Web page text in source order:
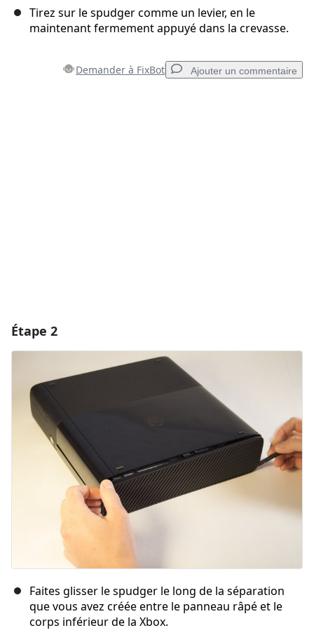
Tirez sur le spudger comme un levier, en le
maintenant fermement appuyé dans la crevasse.
Demander à FixBot Ajouter un commentaire
Étape 2
Faites glisser le spudger le long de la séparation
que vous avez créée entre le panneau râpé et le
corps inférieur de la Xbox.